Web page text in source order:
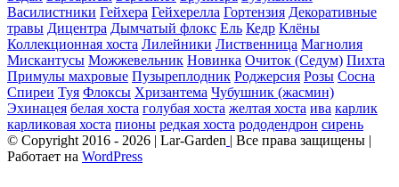
Василистники Гейхера Гейхерелла Гортензия Декоративные
травы Дицентра Дымчатый флокс Ель Кедр Клёны
Коллекционная хоста Лилейники Лиственница Магнолия
Мискантусы Можжевельник Новинка Очиток (Седум) Пихта
Примулы махровые Пузыреплодник Роджерсия Розы Сосна
Спиреи Туя Флоксы Хризантема Чубушник (жасмин)
Эхинацея белая хоста голубая хоста желтая хоста ива карлик
карликовая хоста пионы редкая хоста рододендрон сирень
© Copyright 2016 - 2026 | Lar-Garden | Все права защищены |
Работает на WordPress